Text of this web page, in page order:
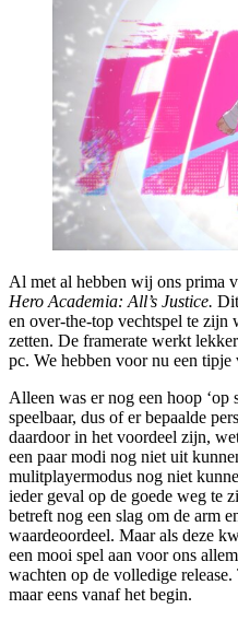
Al met al hebben wij ons prima
Hero Academia: All’s Justice.
en over-the-top vechtspel te
zetten. De framerate werkt
pc. We hebben voor nu een
Alleen was er nog een hoop ‘op
speelbaar, dus of er bepaalde
daardoor in het voordeel zijn,
een paar modi nog niet uit
mulitplayermodus nog niet
ieder geval op de goede weg te
betreft nog een slag om de arm
waardeoordeel. Maar als deze
een mooi spel aan voor ons
wachten op de volledige
maar eens vanaf het begin.